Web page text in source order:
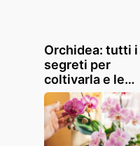
Orchidea: tutti i
segreti per
coltivarla e le
specie più belle
al mondo